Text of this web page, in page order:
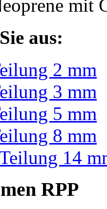
mit
aus:
2 mm
3 mm
5 mm
8 mm
14
RPP